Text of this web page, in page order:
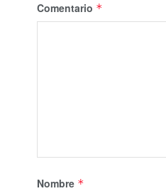
Comentario *
Nombre *